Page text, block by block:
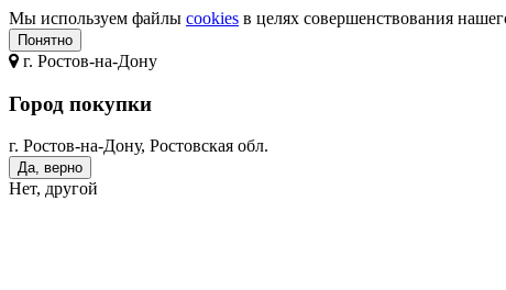
Мы используем файлы cookies в целях совершенствования
Понятно
г. Ростов-на-Дону
Город покупки
г. Ростов-на-Дону, Ростовская обл.
Да, верно
Нет, другой